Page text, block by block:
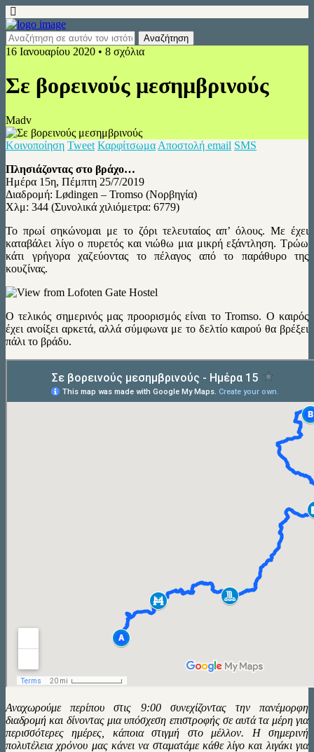
16 Ιανουαρίου 2020 • 8 σχόλια
Σε βορεινούς μεσημβρινούς
Madv
Κοινοποίηση Tweet Καρφίτσωμα Αποστολή email SMS
Πλησιάζοντας στο βράχο…
Ημέρα 15η, Πέμπτη 25/7/2019
Διαδρομή: Lødingen – Tromso (Νορβηγία)
Χλμ: 344 (Συνολικά χιλιόμετρα: 6779)
Το πρωί σηκώνομαι με το ζόρι τελευταίος απ’ όλους. Με έχει
καταβάλει λίγο ο πυρετός και νιώθω μια μικρή εξάντληση. Τρώω
κάτι γρήγορα χαζεύοντας το πέλαγος από το παράθυρο της
κουζίνας.
Ο τελικός σημερινός μας προορισμός είναι το Tromso. Ο καιρός
έχει ανοίξει αρκετά, αλλά σύμφωνα με το δελτίο καιρού θα βρέξει
πάλι το βράδυ.
Αναχωρούμε περίπου στις 9:00 συνεχίζοντας την πανέμορφη
διαδρομή και δίνοντας μια υπόσχεση επιστροφής σε αυτά τα μέρη για
περισσότερες ημέρες, κάποια στιγμή στο μέλλον. Η σημερινή
πολυτέλεια χρόνου μας κάνει να σταματάμε κάθε λίγο και λιγάκι για